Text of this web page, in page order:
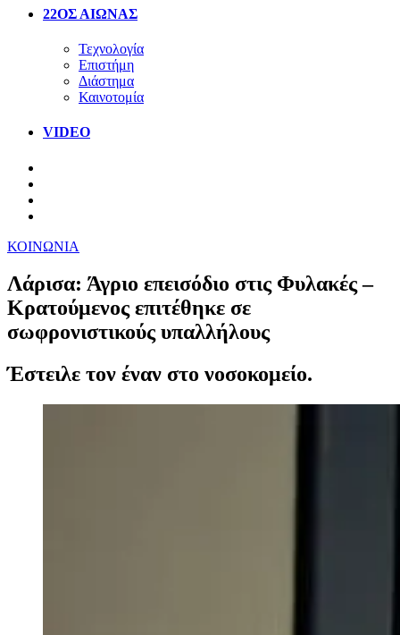
22ΟΣ ΑΙΩΝΑΣ
Τεχνολογία
Επιστήμη
Διάστημα
Καινοτομία
VIDEO
ΚΟΙΝΩΝΙΑ
Λάρισα: Άγριο επεισόδιο στις Φυλακές –
Κρατούμενος επιτέθηκε σε
σωφρονιστικούς υπαλλήλους
Έστειλε τον έναν στο νοσοκομείο.